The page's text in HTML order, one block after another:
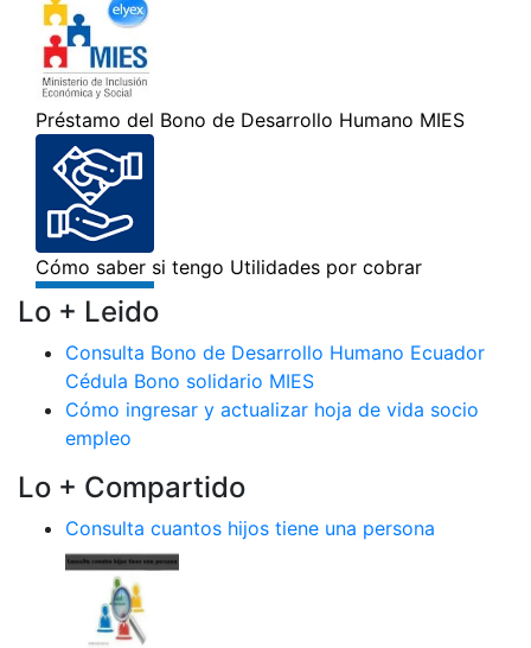
Lo + Leido
Consulta Bono de Desarrollo Humano Ecuador
Cédula Bono solidario MIES
Cómo ingresar y actualizar hoja de vida socio
empleo
Lo + Compartido
Consulta cuantos hijos tiene una persona